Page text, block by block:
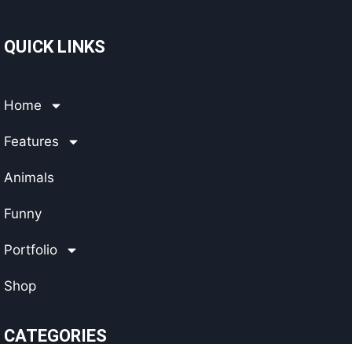
QUICK LINKS
Home
Features
Animals
Funny
Portfolio
Shop
CATEGORIES